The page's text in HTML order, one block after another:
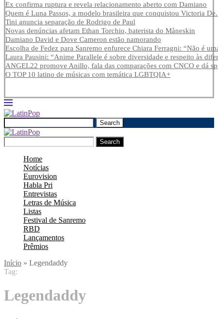
Ex confirma ruptura e revela relacionamento aberto com Damiano
Quem é Luna Passos, a modelo brasileira que conquistou Victoria
Tini anuncia separação de Rodrigo de Paul
Novas denúncias afetam Ethan Torchio, baterista do Måneskin
Damiano David e Dove Cameron estão namorando
Escolha de Fedez para Sanremo enfurece Chiara Ferragni: “Não é
Laura Pausini: “Anime Parallele é sobre diversidade e respeito às
ANGEL22 promove Anillo, fala das comparações com CNCO e dá
O TOP 10 latino de músicas com temática LGBTQIA+
Search
Search
Home
Notícias
Eurovision
Habla Pri
Entrevistas
Letras de Música
Listas
Festival de Sanremo
RBD
Lançamentos
Prêmios
Início » Legendaddy
Tag:
Legendaddy